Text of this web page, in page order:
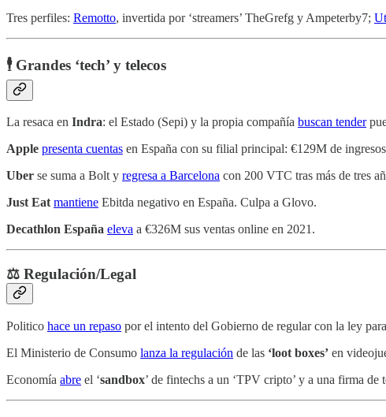
Tres perfiles: Remotto, invertida por ‘streamers’ TheGrefg y Ampeterby7;
🕴️ Grandes ‘tech’ y telecos
La resaca en Indra: el Estado (Sepi) y la propia compañía buscan tender
Apple presenta cuentas en España con su filial principal: €129M de
Uber se suma a Bolt y regresa a Barcelona con 200 VTC tras más de tres
Just Eat mantiene Ebitda negativo en España. Culpa a Glovo.
Decathlon España eleva a €326M sus ventas online en 2021.
⚖️ Regulación/Legal
Politico hace un repaso por el intento del Gobierno de regular con la ley
El Ministerio de Consumo lanza la regulación de las ‘loot boxes’ en
Economía abre el ‘sandbox’ de fintechs a un ‘TPV cripto’ y a una firma de